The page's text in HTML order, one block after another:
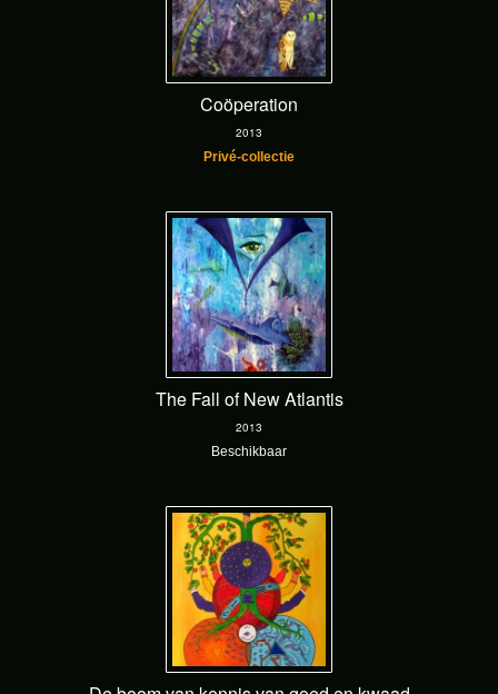
Coöperation
2013
Privé-collectie
The Fall of New Atlantis
2013
Beschikbaar